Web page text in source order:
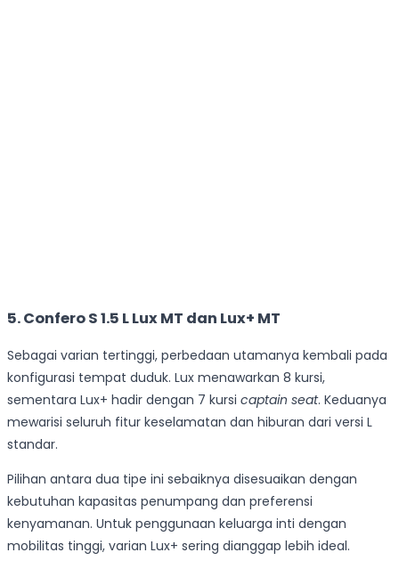
5.Confero S 1.5 L Lux MT dan Lux+ MT
Sebagai varian tertinggi, perbedaan utamanya kembali pada
konfigurasi tempat duduk. Lux menawarkan 8 kursi,
sementara Lux+ hadir dengan 7 kursi captain seat. Keduanya
mewarisi seluruh fitur keselamatan dan hiburan dari versi L
standar.
Pilihan antara dua tipe ini sebaiknya disesuaikan dengan
kebutuhan kapasitas penumpang dan preferensi
kenyamanan. Untuk penggunaan keluarga inti dengan
mobilitas tinggi, varian Lux+ sering dianggap lebih ideal.